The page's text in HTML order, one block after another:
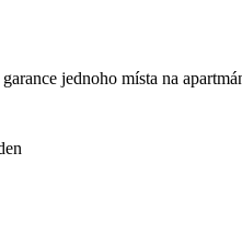
jednoho místa na